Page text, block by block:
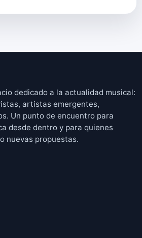
dedicado a la actualidad musical:
artistas emergentes,
Un punto de encuentro para
desde dentro y para quienes
nuevas propuestas.